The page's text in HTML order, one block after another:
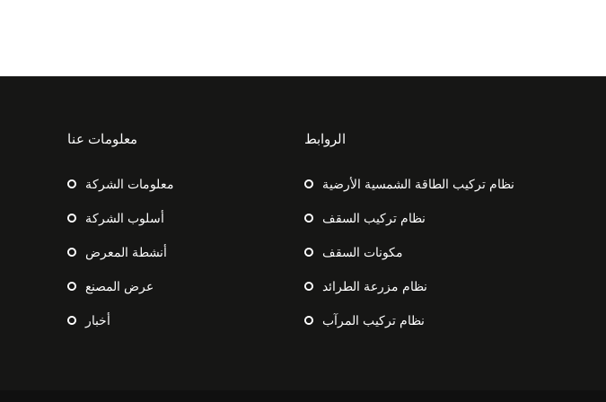
معلومات عنا
معلومات الشركة
أسلوب الشركة
أنشطة المعرض
عرض المصنع
أخبار
الروابط
نظام تركيب الطاقة الشمسية الأرضية
نظام تركيب السقف
مكونات السقف
نظام مزرعة الطرائد
نظام تركيب المرآب